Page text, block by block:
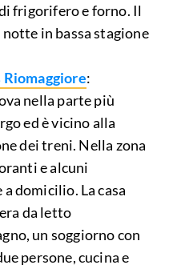
frigorifero e forno. Il
in bassa stagione
Riomaggiore:
nella parte più
ed è vicino alla
dei treni. Nella zona
e alcuni
domicilio. La casa
da letto
un soggiorno con
persone, cucina e